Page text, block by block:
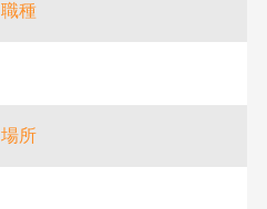
職種
場所